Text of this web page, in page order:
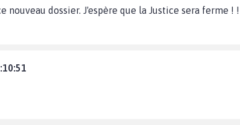
nouveau dossier. J'espère que la Justice sera ferme ! !